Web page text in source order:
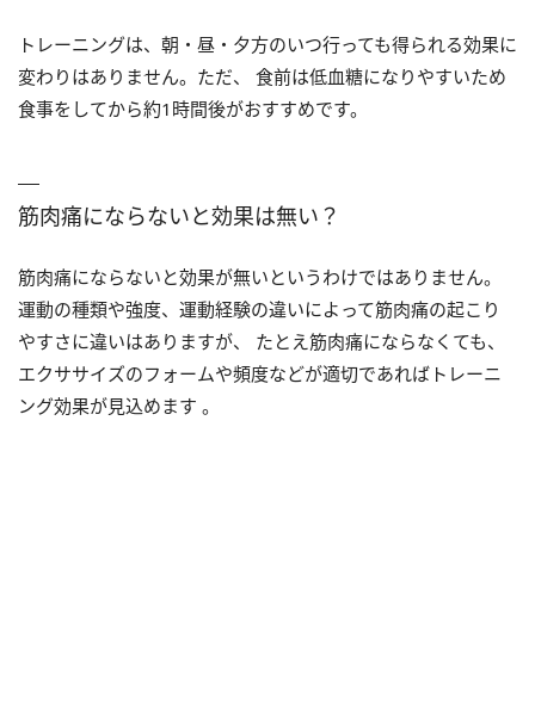
トレーニングは、朝・昼・夕方のいつ行っても得られる効果に
変わりはありません。ただ、 食前は低血糖になりやすいため
食事をしてから約1時間後がおすすめです。
筋肉痛にならないと効果は無い？
筋肉痛にならないと効果が無いというわけではありません。
運動の種類や強度、運動経験の違いによって筋肉痛の起こり
やすさに違いはありますが、 たとえ筋肉痛にならなくても、
エクササイズのフォームや頻度などが適切であればトレーニ
ング効果が見込めます 。